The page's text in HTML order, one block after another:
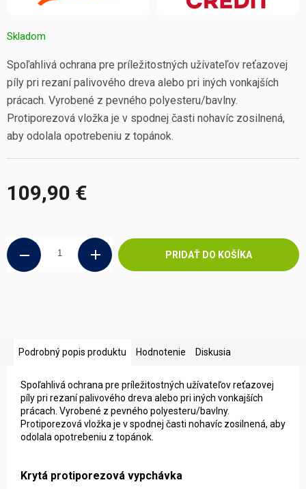
109,90 €
Skladom
PRIDAŤ DO KOŠÍKA
Spoľahlivá ochrana pre príležitostných užívateľov reťazovej
píly pri rezaní palivového dreva alebo pri iných vonkajších
prácach. Vyrobené z pevného polyesteru/bavlny.
Protiporezová vložka je v spodnej časti nohavíc zosilnená,
aby odolala opotrebeniu z topánok.
Podrobný popis produktu Hodnotenie Diskusia
Spoľahlivá ochrana pre príležitostných užívateľov reťazovej
píly pri rezaní palivového dreva alebo pri iných vonkajších
prácach. Vyrobené z pevného polyesteru/bavlny.
Protiporezová vložka je v spodnej časti nohavíc zosilnená, aby
odolala opotrebeniu z topánok.
Krytá protiporezová vypchávka